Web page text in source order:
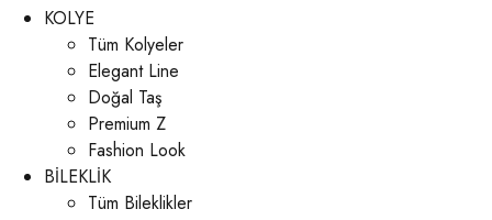
KOLYE
Tüm Kolyeler
Elegant Line
Doğal Taş
Premium Z
Fashion Look
BİLEKLİK
Tüm Bileklikler